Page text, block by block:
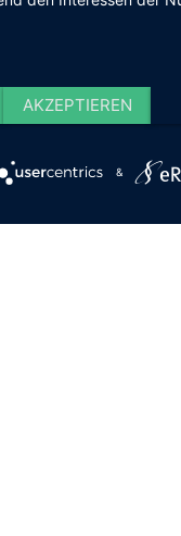
AKZEPTIEREN
&